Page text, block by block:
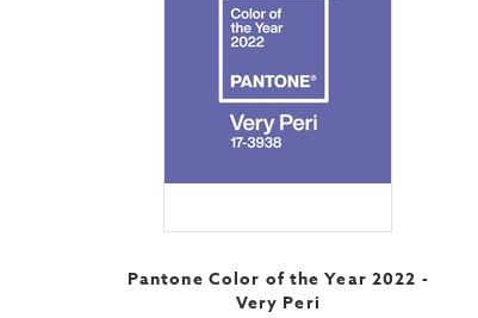
Pantone Color of the Year 2022 -
Very Peri